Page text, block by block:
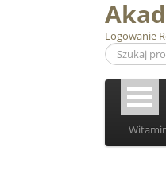
Logowanie